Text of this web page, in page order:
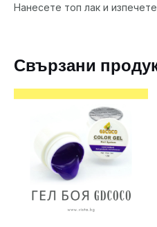
Нанесете топ лак и
Свързани